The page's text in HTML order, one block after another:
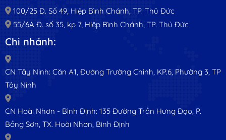
100/25 Đ. Số 49, Hiệp Bình Chánh, TP. Thủ Đức
55/6A Đ. số 35, kp 7, Hiệp Bình Chánh, TP. Thủ Đức
Chi nhánh:
CN Tây Ninh: Căn A1, Đường Trường Chinh, KP.6, Phường 3, TP
Tây Ninh
CN Hoài Nhơn - Bình Định: 135 Đường Trần Hưng Đạo, P.
Bồng Sơn, TX. Hoài Nhơn, Bình Định